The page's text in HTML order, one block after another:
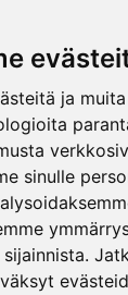
ja muita
sinulle